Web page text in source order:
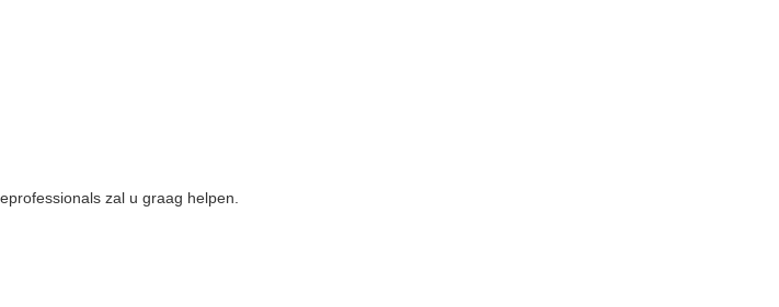
zal u graag helpen.